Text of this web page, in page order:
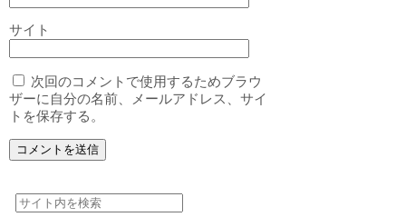
サイト
次回のコメントで使用するためブラウ
ザーに自分の名前、メールアドレス、サイ
トを保存する。